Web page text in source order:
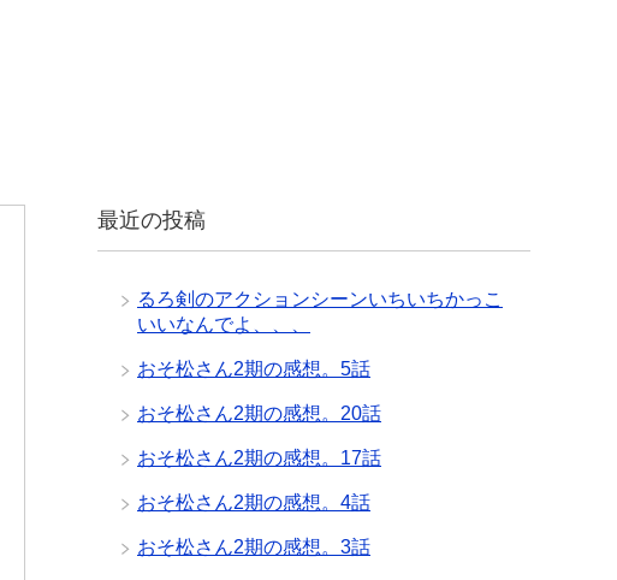
最近の投稿
るろ剣のアクションシーンいちいちかっこ
いいなんでよ、、、
おそ松さん2期の感想。5話
おそ松さん2期の感想。20話
おそ松さん2期の感想。17話
おそ松さん2期の感想。4話
おそ松さん2期の感想。3話